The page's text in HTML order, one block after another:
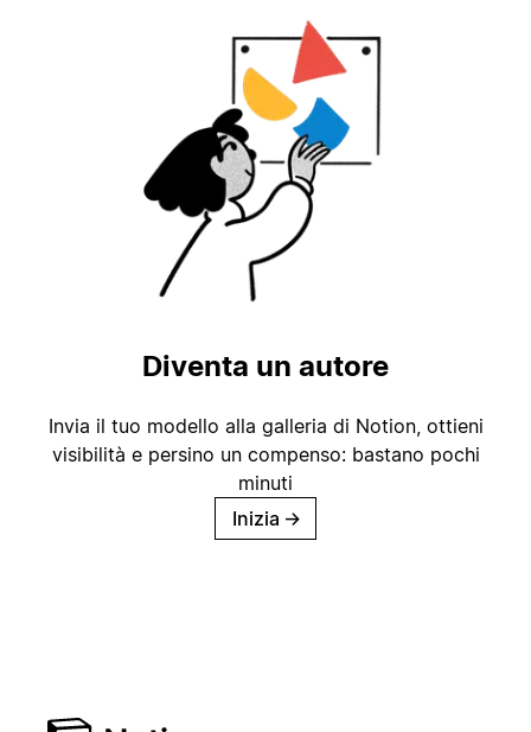
Diventa un autore
Invia il tuo modello alla galleria di Notion, ottieni
visibilità e persino un compenso: bastano pochi
minuti
Inizia →